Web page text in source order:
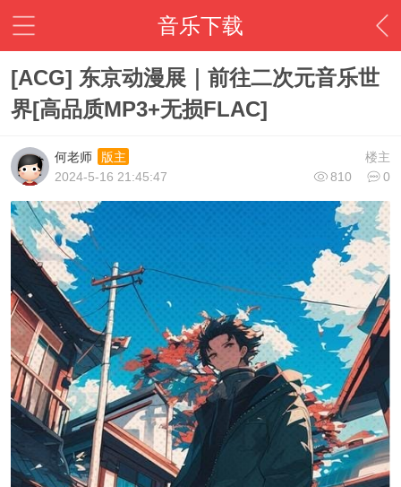
音乐下载
[ACG] 东京动漫展｜前往二次元音乐世
界[高品质MP3+无损FLAC]
楼主
何老师
版主
810
0
2024-5-16 21:45:47